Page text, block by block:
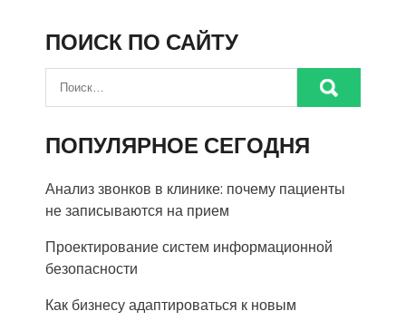
ПОИСК ПО САЙТУ
ПОПУЛЯРНОЕ СЕГОДНЯ
Анализ звонков в клинике: почему пациенты
не записываются на прием
Проектирование систем информационной
безопасности
Как бизнесу адаптироваться к новым